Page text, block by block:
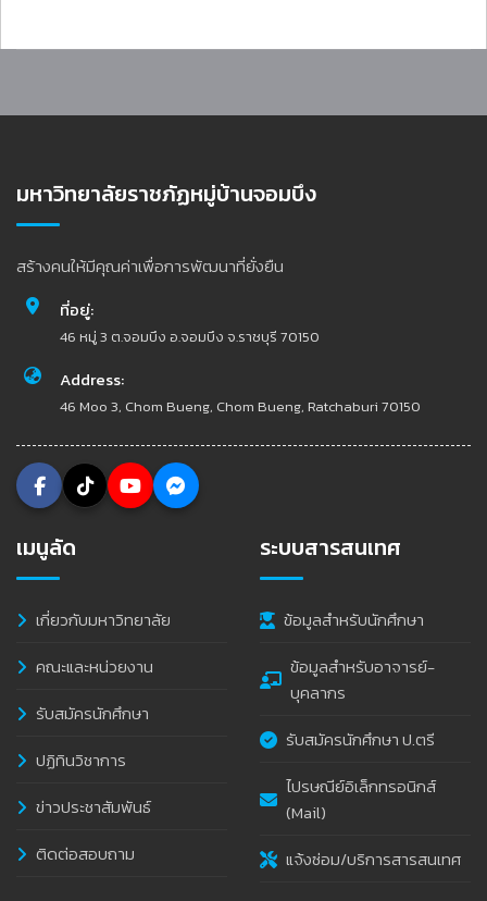
มหาวิทยาลัยราชภัฏหมู่บ้านจอมบึง
สร้างคนให้มีคุณค่าเพื่อการพัฒนาที่ยั่งยืน
ที่อยู่:
46 หมู่ 3 ต.จอมบึง อ.จอมบึง จ.ราชบุรี 70150
Address:
46 Moo 3, Chom Bueng, Chom Bueng, Ratchaburi 70150
เมนูลัด
เกี่ยวกับมหาวิทยาลัย
คณะและหน่วยงาน
รับสมัครนักศึกษา
ปฏิทินวิชาการ
ข่าวประชาสัมพันธ์
ติดต่อสอบถาม
ระบบสารสนเทศ
ข้อมูลสำหรับนักศึกษา
ข้อมูลสำหรับอาจารย์-
บุคลากร
รับสมัครนักศึกษา ป.ตรี
ไปรษณีย์อิเล็กทรอนิกส์
(Mail)
แจ้งซ่อม/บริการสารสนเทศ